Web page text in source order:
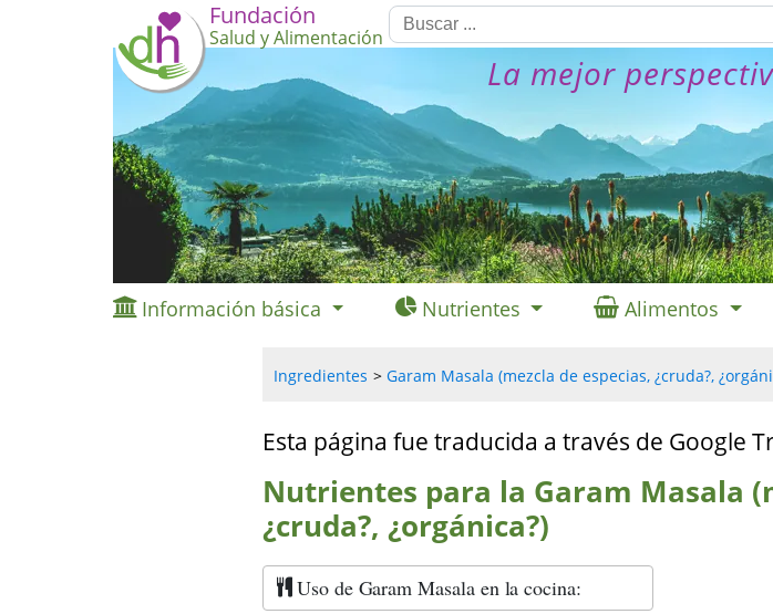
Fundación
Salud y Alimentación
La mejor
Información básica Nutrientes Alimentos
Ingredientes Garam Masala (mezcla de especias, ¿cruda?,
Esta página fue traducida a través de Google
Nutrientes para la Garam Masala
¿cruda?, ¿orgánica?)
Uso de Garam Masala en la cocina: